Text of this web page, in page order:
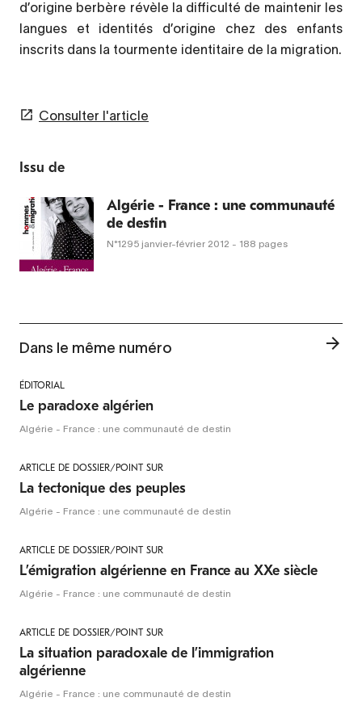
d’origine berbère révèle la difficulté de maintenir les
langues et identités d’origine chez des enfants
inscrits dans la tourmente identitaire de la migration.
Consulter l'article
Issu de
Algérie - France : une communauté
de destin
N°1295 janvier-février 2012 - 188 pages
Dans le même numéro
ÉDITORIAL
Le paradoxe algérien
Algérie - France : une communauté de destin
ARTICLE DE DOSSIER/POINT SUR
La tectonique des peuples
Algérie - France : une communauté de destin
ARTICLE DE DOSSIER/POINT SUR
L’émigration algérienne en France au XXe siècle
Algérie - France : une communauté de destin
ARTICLE DE DOSSIER/POINT SUR
La situation paradoxale de l’immigration
algérienne
Algérie - France : une communauté de destin